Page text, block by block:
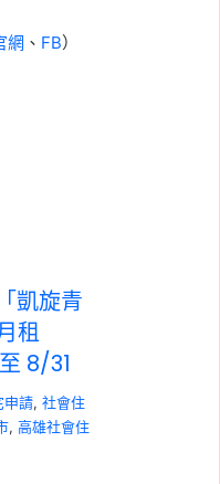
網 、 FB）
凱旋青
租
8/31
申請, 社會住
, 高雄社會住